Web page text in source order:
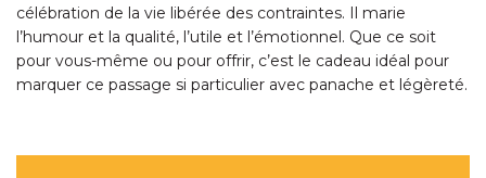
célébration de la vie libérée des contraintes. Il marie
l’humour et la qualité, l’utile et l’émotionnel. Que ce soit
pour vous-même ou pour offrir, c’est le cadeau idéal pour
marquer ce passage si particulier avec panache et légèreté.